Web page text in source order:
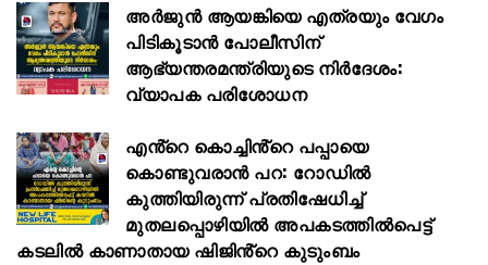
അര്‍ജുന്‍ ആയങ്കിയെ എത്രയും വേഗം
പിടികൂടാന്‍ പോലീസിന്
ആഭ്യന്തരമന്ത്രിയുടെ നിര്‍ദേശം:
വ്യാപക പരിശോധന
എൻ്റെ കൊച്ചിൻ്റെ പപ്പായെ
കൊണ്ടുവരാന്‍ പറ: റോഡില്‍
കുത്തിയിരുന്ന് പ്രതിഷേധിച്ച്
മുതലപ്പൊഴിയില്‍ അപകടത്തില്‍പെട്ട്
കടലില്‍ കാണാതായ ഷിജിൻ്റെ കുടുംബം